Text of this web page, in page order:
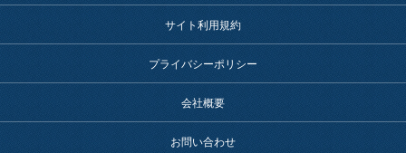
サイト利用規約
プライバシーポリシー
会社概要
お問い合わせ